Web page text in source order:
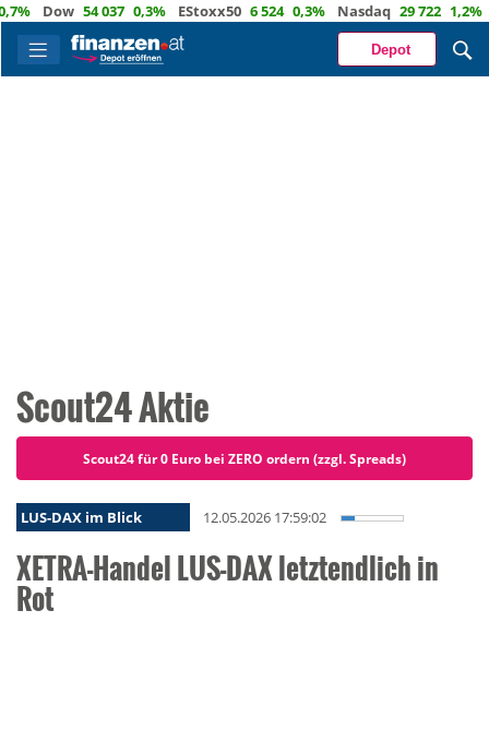
54 037 0,3% EStoxx50 6 524 0,3% Nasdaq 29 722 1,2% Öl
Depot
Scout24 Aktie
Scout24 für 0 Euro bei ZERO ordern (zzgl. Spreads)
LUS-DAX im Blick 12.05.2026 17:59:02
XETRA-Handel LUS-DAX letztendlich in
Rot